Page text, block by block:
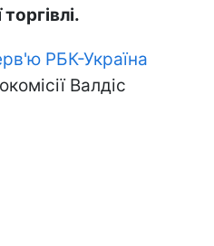
РБК-Україна
Валдіс